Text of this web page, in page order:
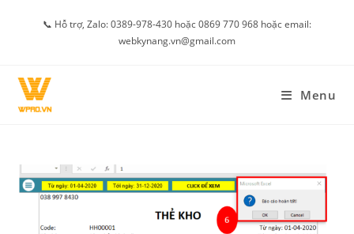
📞 Hỗ trợ, Zalo: 0389-978-430 hoặc 0869 770 968 hoặc email:
webkynang.vn@gmail.com
Menu